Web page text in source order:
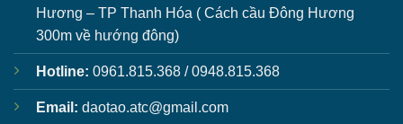
Hương – TP Thanh Hóa ( Cách cầu Đông Hương
300m về hướng đông)
Hotline: 0961.815.368 / 0948.815.368
Email: daotao.atc@gmail.com